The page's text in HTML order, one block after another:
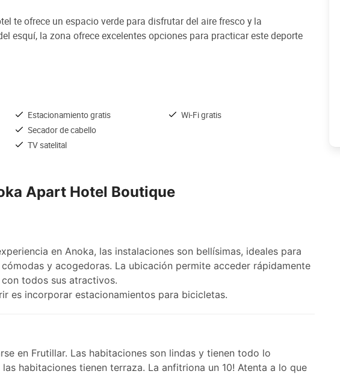
te ofrece un espacio verde para disfrutar del aire fresco y la
esquí, la zona ofrece excelentes opciones para practicar este deporte
Estacionamiento gratis
Secador de cabello
TV satelital
Wi-Fi gratis
Apart Hotel Boutique
en Anoka, las instalaciones son bellísimas, ideales para
y acogedoras. La ubicación permite acceder rápidamente
todos sus atractivos.
es incorporar estacionamientos para bicicletas.
en Frutillar. Las habitaciones son lindas y tienen todo lo
habitaciones tienen terraza. La anfitriona un 10! Atenta a lo que